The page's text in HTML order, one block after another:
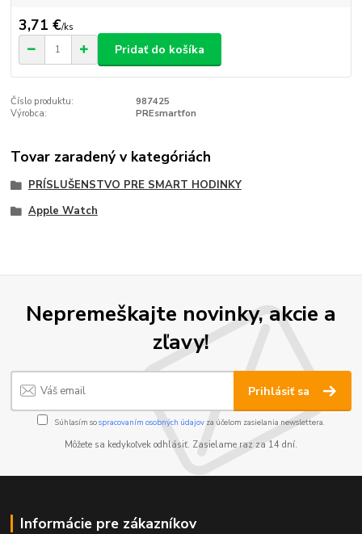
3,71 €/ks
Pridať do košíka
Číslo produktu:
987425
Výrobca:
PREsmartfon
Tovar zaradený v kategóriách
PRÍSLUŠENSTVO PRE SMART HODINKY
Apple Watch
Nepremeškajte novinky, akcie a
zľavy!
Prihlásiť sa
Súhlasím sospracovaním osobných údajov za účelom zasielania newslettera.
Môžete sa kedykoľvek odhlásiť. Zasielame raz za 14 dní.
Informácie pre zákazníkov